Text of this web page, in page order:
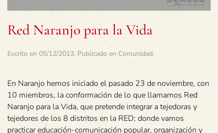
Red Naranjo para la Vida
Escrito en 05/12/2013. Publicado en Comunidad.
En Naranjo hemos iniciado el pasado 23 de noviembre, con
10 miembros, la conformación de lo que llamamos Red
Naranjo para la Vida, que pretende integrar a tejedoras y
tejedores de los 8 distritos en la RED; donde vamos
practicar educación-comunicación popular, organización y